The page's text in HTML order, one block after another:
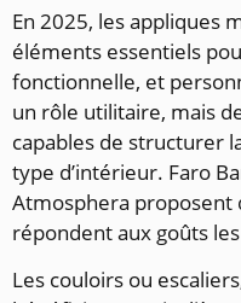
En 2025, les appliques
éléments essentiels
fonctionnelle, et
un rôle utilitaire, mais
capables de structurer
type d’intérieur. Faro
Atmosphera proposent
répondent aux goûts
Les couloirs ou